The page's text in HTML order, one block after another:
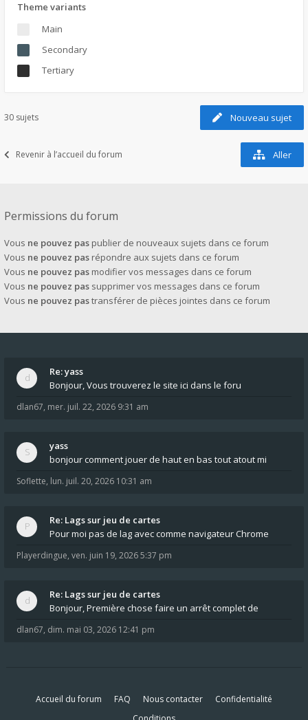
Theme variants
Main
Secondary
Tertiary
Nouveau sujet
30 sujets
Revenir à l’accueil du forum Aller
Permissions du forum
Vous ne pouvez pas publier de nouveaux sujets dans ce forum
Vous ne pouvez pas répondre aux sujets dans ce forum
Vous ne pouvez pas modifier vos messages dans ce forum
Vous ne pouvez pas supprimer vos messages dans ce forum
Vous ne pouvez pastransférer de pièces jointes dans ce forum
Re: yass
Bonjour, Vous trouverez le site ici dans le foru
dlan67, mer. juil. 22, 2026 9:31 am
yass
bonjour comment jouer de haut en bas tout atout mi
Soflette, lun. juil. 20, 2026 10:31 am
Re: Lags sur jeu de cartes
Pour moi pas de lag avec comme navigateur Chrome
Playerdingue, ven. juin 19, 2026 5:37 pm
Re: Lags sur jeu de cartes
Bonjour, Première chose faire un arrêt complet de
dlan67, dim. mai 03, 2026 12:41 pm
Accueil du forum FAQ Nous contacter
Confidentialité